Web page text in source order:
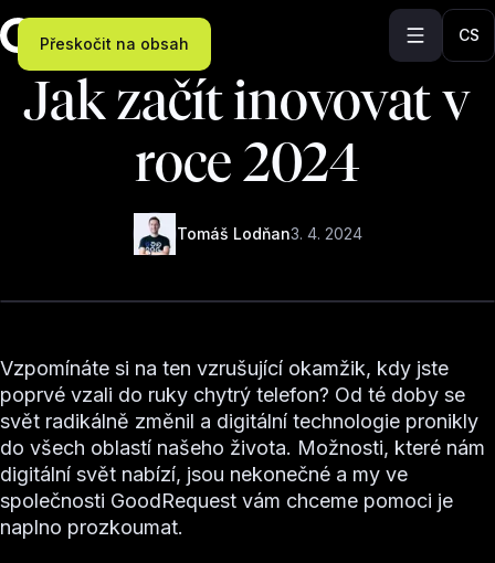
Přeskočit na obsah CS
Jak začít inovovat v
roce 2024
Tomáš Lodňan3. 4. 2024
Vzpomínáte si na ten vzrušující okamžik, kdy jste
poprvé vzali do ruky chytrý telefon? Od té doby se
svět radikálně změnil a digitální technologie pronikly
do všech oblastí našeho života. Možnosti, které nám
digitální svět nabízí, jsou nekonečné a my ve
společnosti GoodRequest vám chceme pomoci je
naplno prozkoumat.